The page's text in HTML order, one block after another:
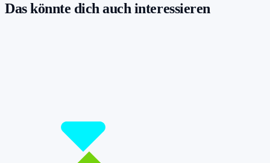
Das könnte dich auch interessieren